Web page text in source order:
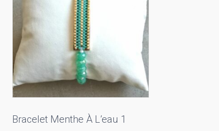
Bracelet Menthe À L’eau 1